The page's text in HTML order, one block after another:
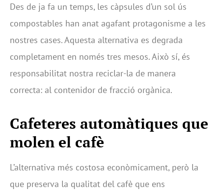
Des de ja fa un temps, les càpsules d’un sol ús
compostables han anat agafant protagonisme a les
nostres cases. Aquesta alternativa es degrada
completament en només tres mesos. Això sí, és
responsabilitat nostra reciclar-la de manera
correcta: al contenidor de fracció orgànica.
Cafeteres automàtiques que
molen el cafè
L’alternativa més costosa econòmicament, però la
que preserva la qualitat del cafè que ens